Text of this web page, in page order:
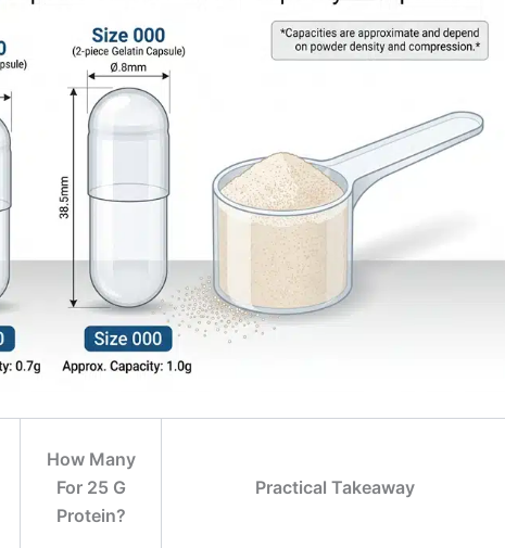
How Many
For 25 G
Protein?
Practical Takeaway